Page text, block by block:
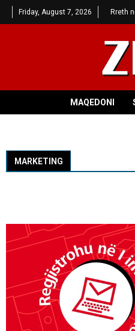
Friday, August 7, 2026 Rreth
MAQEDONI
MARKETING